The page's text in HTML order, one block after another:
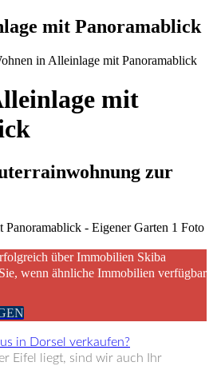
mit Panoramablick
in Alleinlage mit Panoramablick
mit
zur
1 Foto
über Immobilien Skiba
wenn ähnliche Immobilien verfügbar
in Dorsel verkaufen?
Eifel liegt, sind wir auch Ihr